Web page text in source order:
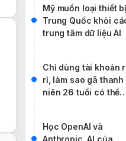
Mỹ muốn loại thiết bị
Trung Quốc khỏi
trung tâm dữ liệu AI
Chỉ dùng tài khoản
rỉ, làm sao gã thanh
niên 26 tuổi có thể
Học OpenAI và
Anthropic, AI của